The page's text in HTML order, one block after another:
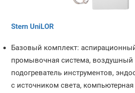
Stern UniLOR
Базовый комплект:
промывочная система, воздушный
подогреватель инструментов,
с источником света, компьютерная